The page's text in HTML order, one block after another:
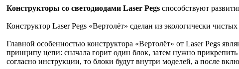
Конструкторы со светодиодами Laser Pegs способствуют
Конструктор Laser Pegs «Вертолёт» сделан из экологически
Главной особенностью конструктора «Вертолёт» от Laser Pegs
принципу цепи: сначала горит один блок, затем нужно прикрепить
согласно инструкции, то блоки будут внутри моделей, а после